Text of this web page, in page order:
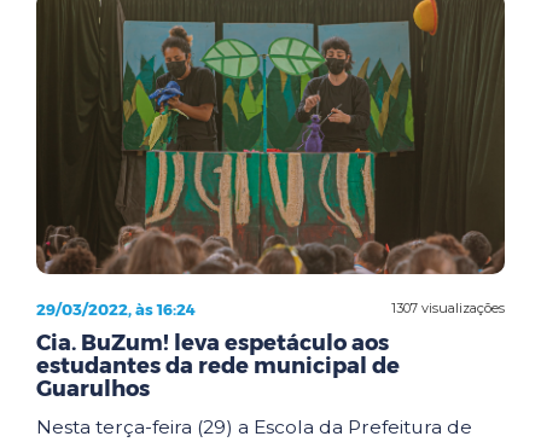
1307 visualizações
29/03/2022, às 16:24
Cia. BuZum! leva espetáculo aos
estudantes da rede municipal de
Guarulhos
Nesta terça-feira (29) a Escola da Prefeitura de